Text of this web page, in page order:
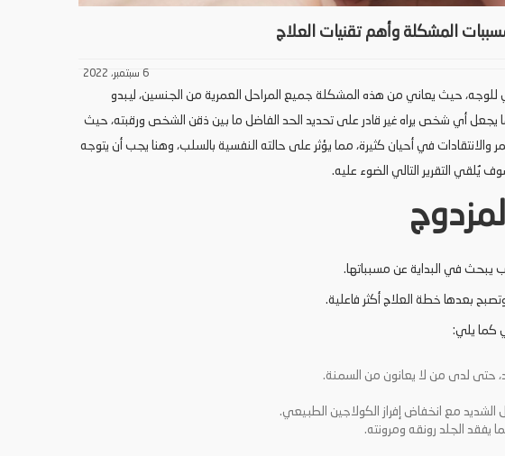
المشكلة وأهم تقنيات العلاج
6 سبتمبر، 2022
حيث يعاني من هذه المشكلة جميع المراحل العمرية من الجنسين، ليبدو
يجعل أي شخص يراه غير قادر على تحديد الحد الفاضل ما بين ذقن الشخص ورقبته، حيث
في أحيان كثيرة، مما يؤثر على حالته النفسية بالسلب، وهنا يجب أن يتوجه
يُلقي التقرير التالي الضوء عليه.
في البداية عن مسبباتها.
بعدها خطة العلاج أكثر فاعلية.
كما يلي:
حتى لدى من لا يعانون من السمنة.
الشديد مع انخفاض إفراز الكولاجين الطبيعي.
يفقد الجلد رونقه ومرونته.